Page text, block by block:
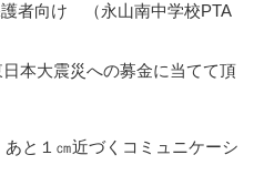
者向け （永山南中学校PTA
本大震災への募金に当てて頂
と１㎝近づくコミュニケーシ